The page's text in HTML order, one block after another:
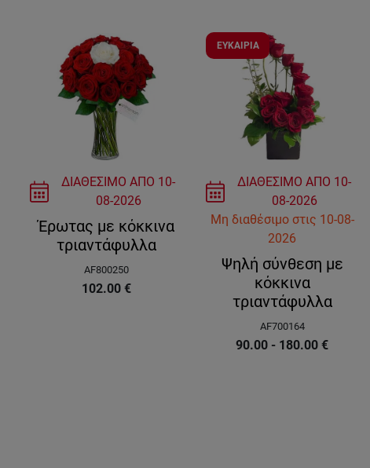
ΔΙΑΘΕΣΙΜΟ ΑΠΟ 10-
08-2026
Έρωτας με κόκκινα
τριαντάφυλλα
AF800250
102.00 €
ΕΥΚΑΙΡΙΑ
ΔΙΑΘΕΣΙΜΟ ΑΠΟ 10-
08-2026
Μη διαθέσιμο στις 10-08-
2026
Ψηλή σύνθεση με
κόκκινα
τριαντάφυλλα
AF700164
90.00 - 180.00 €